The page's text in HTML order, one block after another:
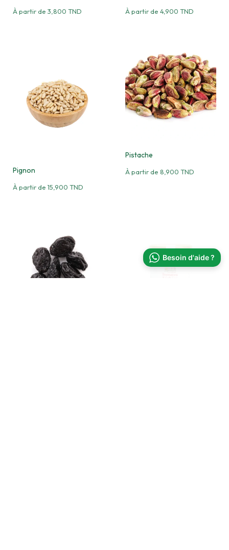
À partir de 3,800 TND À partir de 4,900 TND
Pignon
À partir de 15,900 TND
Pistache
À partir de 8,900 TND
Besoin d'aide ?